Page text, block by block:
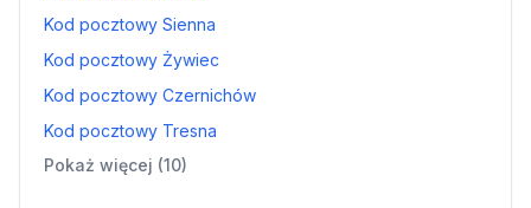
Kod pocztowy Sienna
Kod pocztowy Żywiec
Kod pocztowy Czernichów
Kod pocztowy Tresna
Pokaż więcej (10)